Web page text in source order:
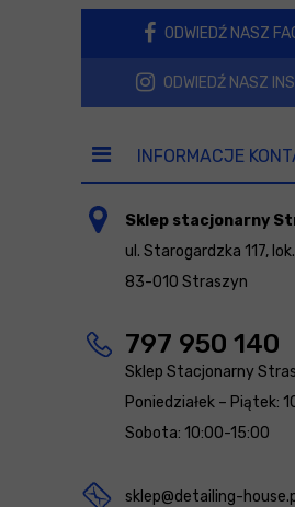
ODWIEDŹ NASZ
ODWIEDŹ NASZ
INFORMACJE
Sklep stacjonarny
ul. Starogardzka 117,
83-010 Straszyn
797 950 140
Sklep Stacjonarny
Poniedziałek – Piątek:
Sobota: 10:00-15:00
sklep@detailing-